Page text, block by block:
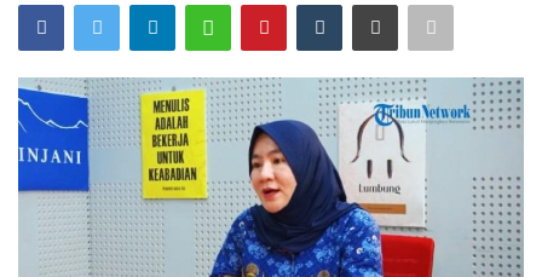
Ekonomi & Bisnis
Teknologi
Olahraga
Lifestyle